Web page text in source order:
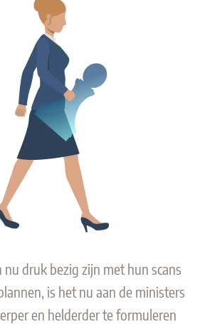
nu druk bezig zijn met hun scans
is het nu aan de ministers
en helderder te formuleren